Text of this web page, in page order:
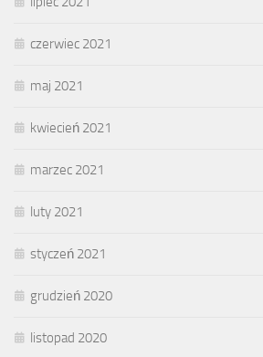
czerwiec 2021
maj 2021
kwiecień 2021
marzec 2021
luty 2021
styczeń 2021
grudzień 2020
listopad 2020